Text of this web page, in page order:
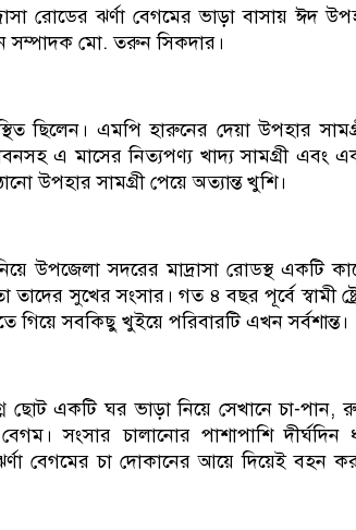
রোডের ঝর্ণা বেগমের ভাড়া বাসায় ঈদ
সম্পাদক মো. তরুন সিকদার।
ছিলেন। এমপি হারুনের দেয়া উপহার
এ মাসের নিত্যপণ্য খাদ্য সামগ্রী এবং
উপহার সামগ্রী পেয়ে অত্যান্ত খুশি।
উপজেলা সদরের মাদ্রাসা রোডস্থ একটি
সুখের সংসার। গত ৪ বছর পূর্বে স্বামী
গিয়ে সবকিছু খুইয়ে পরিবারটি এখন সর্বশান্ত।
ছোট একটি ঘর ভাড়া নিয়ে সেখানে চা-পান,
সংসার চালানোর পাশাপাশি দীর্ঘদিন
ঝর্ণা বেগমের চা দোকানের আয়ে দিয়েই বহন